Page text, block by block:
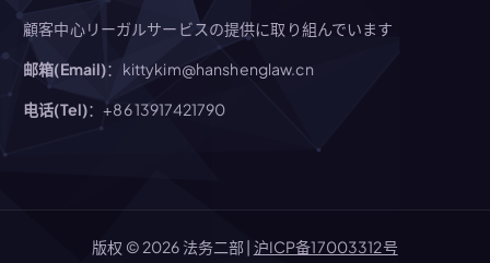
顧客中心リーガルサービスの提供に取り組んでいます
邮箱(Email)：kittykim@hanshenglaw.cn
电话(Tel)：+86 13917421790
版权 © 2026 法务二部 | 沪ICP备17003312号